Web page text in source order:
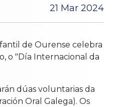
21 Mar 2024
de Ourense celebra
o "Día Internacional da
dúas voluntarias da
Oral Galega). Os